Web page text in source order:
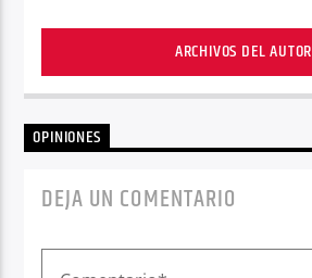
ARCHIVOS DEL AUTOR
OPINIONES
DEJA UN COMENTARIO